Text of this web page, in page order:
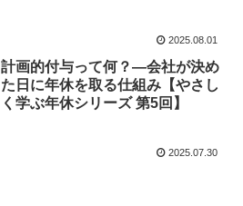
2025.08.01
計画的付与って何？—会社が決め
た日に年休を取る仕組み【やさし
く学ぶ年休シリーズ 第5回】
2025.07.30